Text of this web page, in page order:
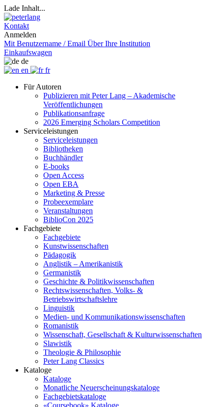
Lade Inhalt...
Kontakt
Anmelden
Mit Benutzername / Email Über Ihre Institution
Einkaufswagen
de
en
fr
Für Autoren
Publizieren mit Peter Lang – Akademische
Veröffentlichungen
Publikationsanfrage
2026 Emerging Scholars Competition
Serviceleistungen
Serviceleistungen
Bibliotheken
Buchhändler
E-books
Open Access
Open EBA
Marketing & Presse
Probeexemplare
Veranstaltungen
BiblioCon 2025
Fachgebiete
Fachgebiete
Kunstwissenschaften
Pädagogik
Anglistik – Amerikanistik
Germanistik
Geschichte & Politikwissenschaften
Rechtswissenschaften, Volks- &
Betriebswirtschaftslehre
Linguistik
Medien- und Kommunikationswissenschaften
Romanistik
Wissenschaft, Gesellschaft & Kulturwissenschaften
Slawistik
Theologie & Philosophie
Peter Lang Classics
Kataloge
Kataloge
Monatliche Neuerscheinungskataloge
Fachgebietskataloge
«Coursebook» Kataloge